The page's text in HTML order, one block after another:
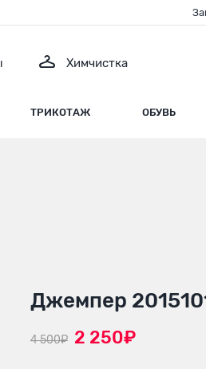
ТРИКОТАЖ ОБУВЬ
Химчистка
Джемпер
4 500₽ 2 250₽